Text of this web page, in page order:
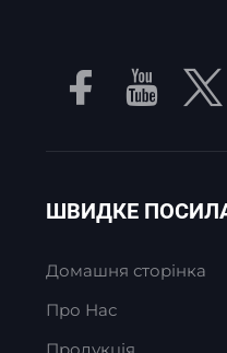
ШВИДКЕ
Домашня сторінка
Про Нас